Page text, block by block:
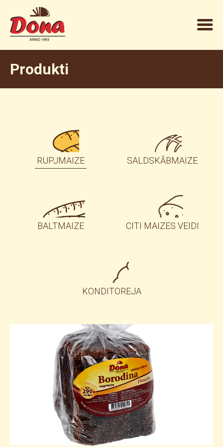
Produkti
RUPJMAIZE SALDSKĀBMAIZE
BALTMAIZE CITI MAIZES VEIDI
KONDITOREJA